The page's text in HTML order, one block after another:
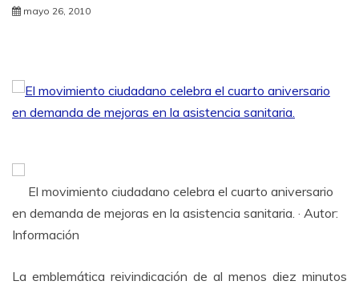
mayo 26, 2010
El movimiento ciudadano celebra el cuarto aniversario
en demanda de mejoras en la asistencia sanitaria. · Autor:
Información
La emblemática reivindicación de al menos diez minutos